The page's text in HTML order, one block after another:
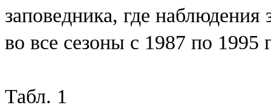
заповедника, где
во все сезоны с 1987 по 1995
Табл. 1